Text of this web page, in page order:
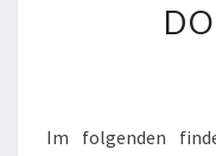
Im folgenden